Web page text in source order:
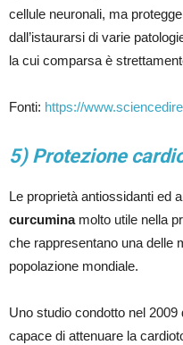
cellule neuronali, ma
dall’istaurarsi di varie
la cui comparsa è
Fonti: https://
5) Protezione
Le proprietà antiossidanti ed
curcuminamolto utile nella
che rappresentano una delle
popolazione mondiale.
Uno studio condotto nel
capace di attenuare la